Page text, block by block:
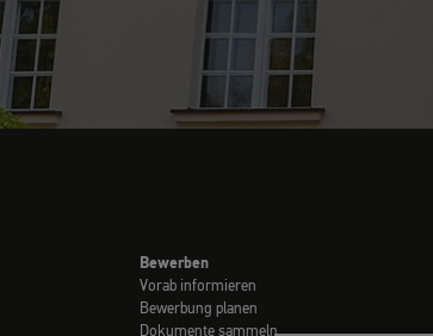
Bewerben
Vorab informieren
Bewerbung planen
Dokumente sammeln